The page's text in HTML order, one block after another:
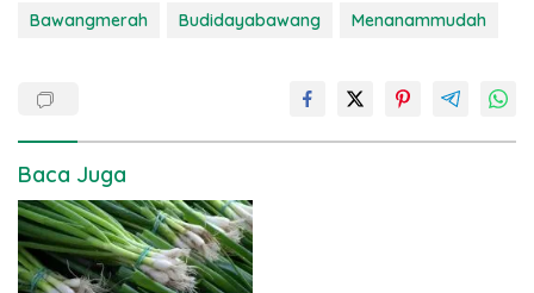
Bawangmerah Budidayabawang Menanammudah
Baca Juga